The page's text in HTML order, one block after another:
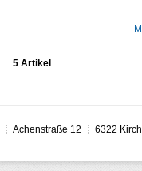
5 Artikel
Achenstraße 12 6322